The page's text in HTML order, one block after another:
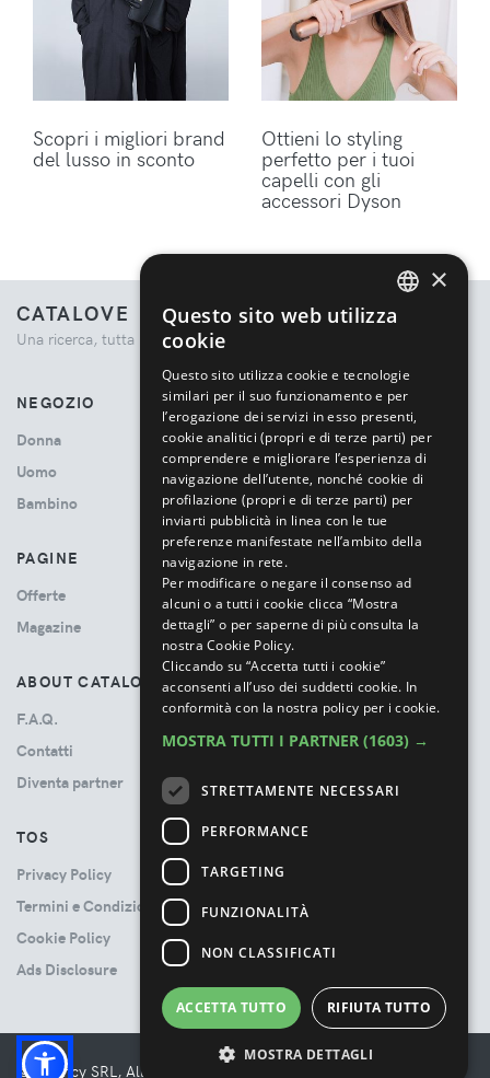
Scopri i migliori brand
del lusso in sconto
Ottieni lo styling
perfetto per i tuoi
capelli con gli
accessori Dyson
CATALOVE
Una ricerca, tutta la moda.
NEGOZIO
Donna
Uomo
Bambino
PAGINE
Offerte
Magazine
ABOUT CATALOVE
F.A.Q.
Contatti
Diventa partner
TOS
Privacy Policy
Termini e Condizioni
Cookie Policy
Ads Disclosure
© Booncy SRL, All rights reserved. - VAT 06534300485
×
Questo sito web utilizza
cookie
Questo sito utilizza cookie e tecnologie
similari per il suo funzionamento e per
l’erogazione dei servizi in esso presenti,
cookie analitici (propri e di terze parti) per
comprendere e migliorare l’esperienza di
navigazione dell’utente, nonché cookie di
profilazione (propri e di terze parti) per
inviarti pubblicità in linea con le tue
preferenze manifestate nell’ambito della
navigazione in rete.
Per modificare o negare il consenso ad
alcuni o a tutti i cookie clicca “Mostra
dettagli” o per saperne di più consulta la
nostra Cookie Policy.
Cliccando su “Accetta tutti i cookie”
acconsenti all’uso dei suddetti cookie. In
conformità con la nostra policy per i cookie.
MOSTRA TUTTI I PARTNER (1603) →
STRETTAMENTE NECESSARI
PERFORMANCE
TARGETING
FUNZIONALITÀ
NON CLASSIFICATI
ACCETTA TUTTO RIFIUTA TUTTO
MOSTRA DETTAGLI